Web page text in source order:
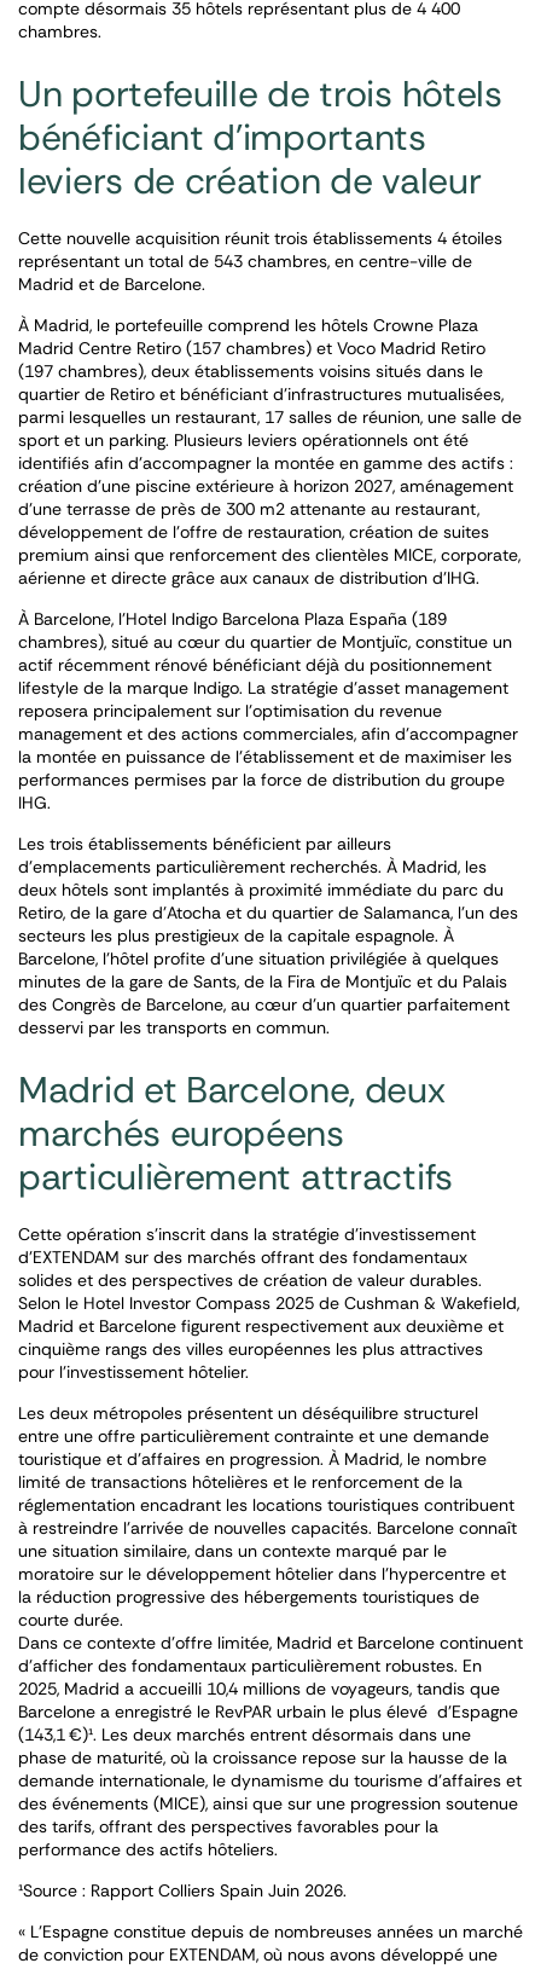
compte désormais 35 hôtels représentant plus de 4 400
chambres.
Un portefeuille de trois hôtels
bénéficiant d’importants
leviers de création de valeur
Cette nouvelle acquisition réunit trois établissements 4 étoiles
représentant un total de 543 chambres, en centre-ville de
Madrid et de Barcelone.
À Madrid, le portefeuille comprend les hôtels Crowne Plaza
Madrid Centre Retiro (157 chambres) et Voco Madrid Retiro
(197 chambres), deux établissements voisins situés dans le
quartier de Retiro et bénéficiant d’infrastructures mutualisées,
parmi lesquelles un restaurant, 17 salles de réunion, une salle de
sport et un parking. Plusieurs leviers opérationnels ont été
identifiés afin d’accompagner la montée en gamme des actifs :
création d’une piscine extérieure à horizon 2027, aménagement
d’une terrasse de près de 300 m2 attenante au restaurant,
développement de l’offre de restauration, création de suites
premium ainsi que renforcement des clientèles MICE, corporate,
aérienne et directe grâce aux canaux de distribution d’IHG.
À Barcelone, l’Hotel Indigo Barcelona Plaza España (189
chambres), situé au cœur du quartier de Montjuïc, constitue un
actif récemment rénové bénéficiant déjà du positionnement
lifestyle de la marque Indigo. La stratégie d’asset management
reposera principalement sur l’optimisation du revenue
management et des actions commerciales, afin d’accompagner
la montée en puissance de l’établissement et de maximiser les
performances permises par la force de distribution du groupe
IHG.
Les trois établissements bénéficient par ailleurs
d’emplacements particulièrement recherchés. À Madrid, les
deux hôtels sont implantés à proximité immédiate du parc du
Retiro, de la gare d’Atocha et du quartier de Salamanca, l’un des
secteurs les plus prestigieux de la capitale espagnole. À
Barcelone, l’hôtel profite d’une situation privilégiée à quelques
minutes de la gare de Sants, de la Fira de Montjuïc et du Palais
des Congrès de Barcelone, au cœur d’un quartier parfaitement
desservi par les transports en commun.
Madrid et Barcelone, deux
marchés européens
particulièrement attractifs
Cette opération s’inscrit dans la stratégie d’investissement
d’EXTENDAM sur des marchés offrant des fondamentaux
solides et des perspectives de création de valeur durables.
Selon le Hotel Investor Compass 2025 de Cushman & Wakefield,
Madrid et Barcelone figurent respectivement aux deuxième et
cinquième rangs des villes européennes les plus attractives
pour l’investissement hôtelier.
Les deux métropoles présentent un déséquilibre structurel
entre une offre particulièrement contrainte et une demande
touristique et d’affaires en progression. À Madrid, le nombre
limité de transactions hôtelières et le renforcement de la
réglementation encadrant les locations touristiques contribuent
à restreindre l’arrivée de nouvelles capacités. Barcelone connaît
une situation similaire, dans un contexte marqué par le
moratoire sur le développement hôtelier dans l’hypercentre et
la réduction progressive des hébergements touristiques de
courte durée.
Dans ce contexte d’offre limitée, Madrid et Barcelone continuent
d’afficher des fondamentaux particulièrement robustes. En
2025, Madrid a accueilli 10,4 millions de voyageurs, tandis que
Barcelone a enregistré le RevPAR urbain le plus élevé d’Espagne
(143,1 €)¹. Les deux marchés entrent désormais dans une
phase de maturité, où la croissance repose sur la hausse de la
demande internationale, le dynamisme du tourisme d’affaires et
des événements (MICE), ainsi que sur une progression soutenue
des tarifs, offrant des perspectives favorables pour la
performance des actifs hôteliers.
¹Source : Rapport Colliers Spain Juin 2026.
« L’Espagne constitue depuis de nombreuses années un marché
de conviction pour EXTENDAM, où nous avons développé une